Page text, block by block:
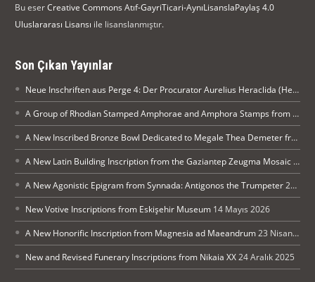
Bu eserCreative Commons Atıf-GayriTicari-AynıLisanslaPaylaş 4.0
Uluslararası Lisansı ile lisanslanmıştır.
Son Çıkan Yayınlar
Neue Inschriften aus Perge 4: Der Procurator Aurelius Heraclida (Heraklides) ehrt Kaiser Diocletian in Perge
A Group of Rhodian Stamped Amphorae and Amphora Stamps from Silifke Museum
A New Inscribed Bronze Bowl Dedicated to Megale Thea Demeter from Arykanda
A New Latin Building Inscription from the Gaziantep Zeugma Mosaic Museum
A New Agonistic Epigram from Synnada: Antigonos the Trumpeter21 Mayıs 2026
New Votive Inscriptions from Eskişehir Museum 14 Mayıs 2026
A New Honorific Inscription from Magnesia ad Maeandrum23 Nisan 2026
New and Revised Funerary Inscriptions from Nikaia XX24 Aralık 2025